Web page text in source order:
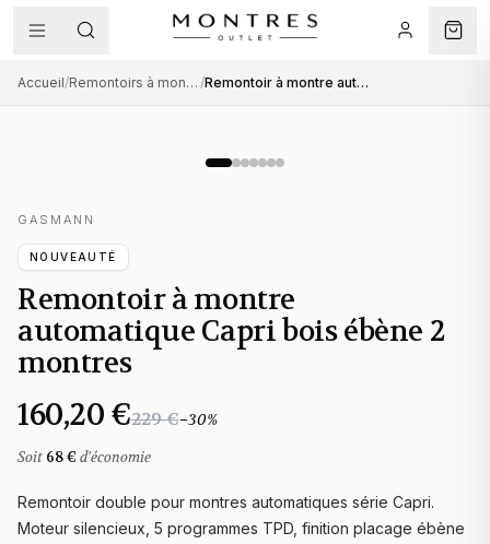
Accueil/ Remontoirs à montres automatiques / Remontoir à montre automatique Capri bois ébène 2 montres
GASMANN
NOUVEAUTÉ
Remontoir à montre
automatique Capri bois ébène 2
montres
160,20 €229 €−30%
Soit 68 € d'économie
Remontoir double pour montres automatiques série Capri.
Moteur silencieux, 5 programmes TPD, finition placage ébène